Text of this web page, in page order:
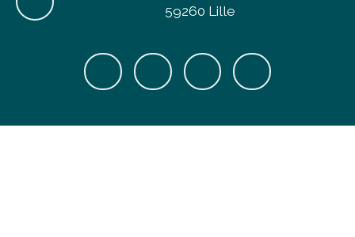
59260 Lille